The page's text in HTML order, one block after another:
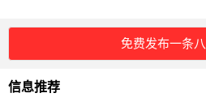
免费发布一条
信息推荐